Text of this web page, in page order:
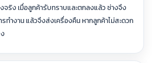
จริง เมื่อลูกค้ารับทราบและตกลงแล้ว ช่างจึง
ทำงาน แล้วจึงส่งเครื่องคืน หากลูกค้าไม่สะดวก